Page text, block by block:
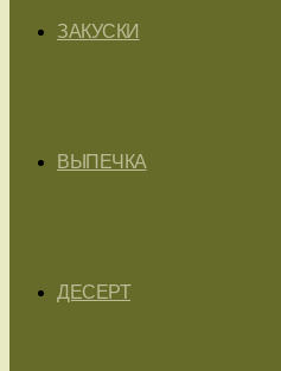
ЗАКУСКИ
ВЫПЕЧКА
ДЕСЕРТ